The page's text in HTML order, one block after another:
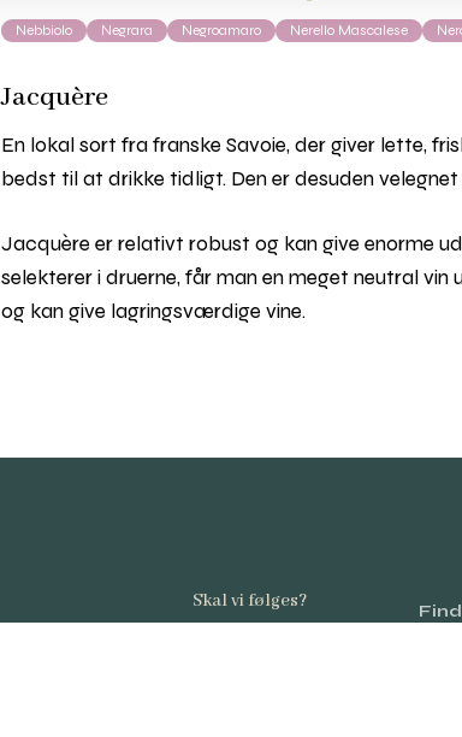
Nebbiolo Negrara Negroamaro Nerello Mascalese
Jacquère
En lokal sort fra franske Savoie, der giver lette,
bedst til at drikke tidligt. Den er desuden
Jacquère er relativt robust og kan give enorme
selekterer i druerne, får man en meget neutral
og kan give lagringsværdige vine.
Skal vi følges?